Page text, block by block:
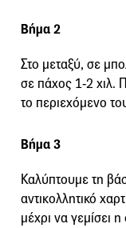
Βήμα 2
Στο μεταξύ, σε
σε πάχος 1-2 χιλ.
το περιεχόμενο
Βήμα 3
Καλύπτουμε τη
αντικολλητικό
μέχρι να γεμίσει